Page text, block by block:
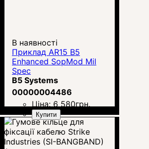
В наявності
Приклад AR15 B5
Enhanced SopMod Mil
Spec
B5 Systems
00000004486
Ціна: 6 580грн.
Купити